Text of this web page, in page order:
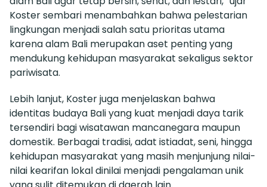
Koster sembari menambahkan bahwa pelestarian
lingkungan menjadi salah satu prioritas utama
karena alam Bali merupakan aset penting yang
mendukung kehidupan masyarakat sekaligus sektor
pariwisata.
Lebih lanjut, Koster juga menjelaskan bahwa
identitas budaya Bali yang kuat menjadi daya tarik
tersendiri bagi wisatawan mancanegara maupun
domestik. Berbagai tradisi, adat istiadat, seni, hingga
kehidupan masyarakat yang masih menjunjung nilai-
nilai kearifan lokal dinilai menjadi pengalaman unik